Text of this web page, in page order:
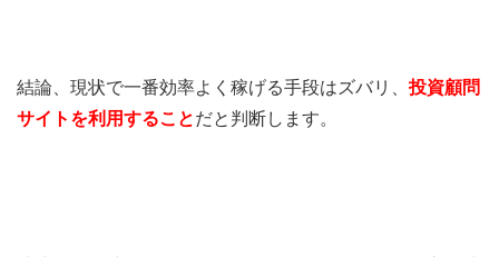
結論、現状で一番効率よく稼げる手段はズバリ、投資顧問
サイトを利用することだと判断します。